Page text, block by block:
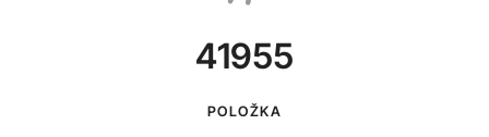
41955
POLOŽKA